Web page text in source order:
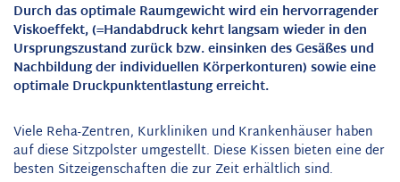
Durch das optimale Raumgewicht wird ein hervorragender
Viskoeffekt, (=Handabdruck kehrt langsam wieder in den
Ursprungszustand zurück bzw. einsinken des Gesäßes und
Nachbildung der individuellen Körperkonturen) sowie eine
optimale Druckpunktentlastung erreicht.
Viele Reha-Zentren, Kurkliniken und Krankenhäuser haben
auf diese Sitzpolster umgestellt. Diese Kissen bieten eine der
besten Sitzeigenschaften die zur Zeit erhältlich sind.